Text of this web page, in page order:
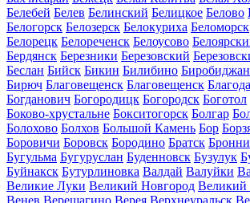
Белебей Белев Белинский Белицкое Белово
Белогорск Белозерск Белокуриха Беломорск
Белорецк Белореченск Белоусово
Бердянск Березники Березовский
Беслан Бийск Бикин Билибино Биробиджан
Бирюч Благовещенск Благовещенск
Богданович Богородицк Богородск Боготол
Боково-хрустальне Бокситогорск Болгар
Болохово Болхов Большой Камень Бор
Боровичи Боровск Бородино Братск
Бугульма Бугуруслан Буденновск Бузулук
Буйнакск Бутурлиновка Валдай Валуйки
Великие Луки Великий Новгород Великий
Венев Верещагино Верея Верхнеуральск